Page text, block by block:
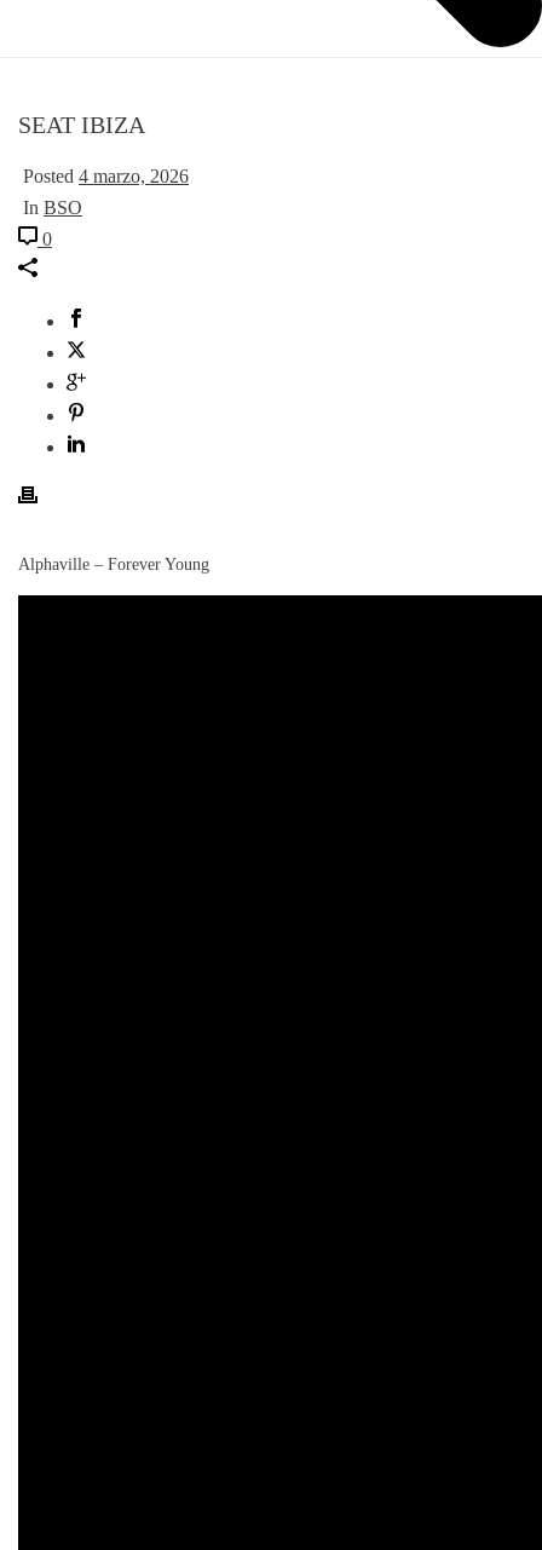
SEAT IBIZA
Posted 4 marzo, 2026
In BSO
0
Alphaville – Forever Young